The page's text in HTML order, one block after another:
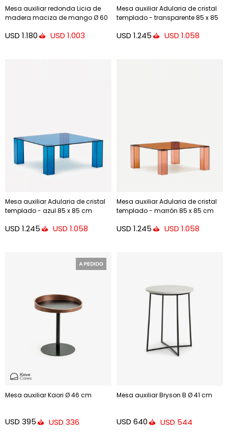
Mesa auxiliar redonda Licia de
madera maciza de mango Ø 60
USD 1.180 USD 1.003
Mesa auxiliar Adularia de cristal
templado - transparente 85 x 85
USD 1.245 USD 1.058
Mesa auxiliar Adularia de cristal
templado - azul 85 x 85 cm
USD 1.245 USD 1.058
Mesa auxiliar Adularia de cristal
templado - marrón 85 x 85 cm
USD 1.245 USD 1.058
Mesa auxiliar Kaori Ø 46 cm
USD 395 USD 336
Mesa auxiliar Bryson B Ø 41 cm
USD 640 USD 544